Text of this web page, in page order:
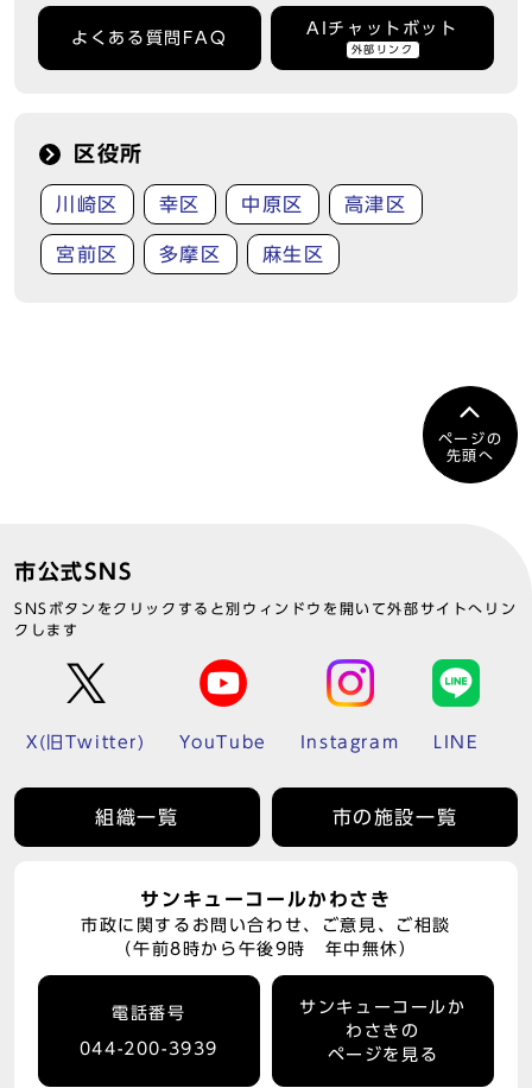
よくある質問FAQ
AIチャットボット
外部リンク
区役所
川崎区 幸区 中原区 高津区
宮前区 多摩区 麻生区
ページの
先頭へ
市公式SNS
SNSボタンをクリックすると別ウィンドウを開いて外部サイトへリン
クします
X(旧Twitter) YouTube Instagram LINE
組織一覧 市の施設一覧
サンキューコールかわさき
市政に関するお問い合わせ、ご意見、ご相談
（午前8時から午後9時 年中無休）
電話番号
044-200-3939
サンキューコールか
わさきの
ページを見る